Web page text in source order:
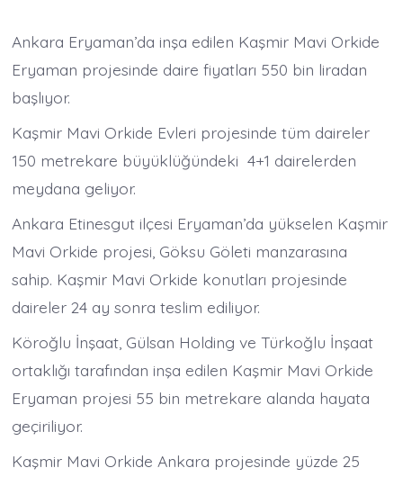
Ankara Eryaman’da inşa edilen Kaşmir Mavi Orkide
Eryaman projesinde daire fiyatları 550 bin liradan
başlıyor.
Kaşmir Mavi Orkide Evleri projesinde tüm daireler
150 metrekare büyüklüğündeki 4+1 dairelerden
meydana geliyor.
Ankara Etinesgut ilçesi Eryaman’da yükselen Kaşmir
Mavi Orkide projesi, Göksu Göleti manzarasına
sahip. Kaşmir Mavi Orkide konutları projesinde
daireler 24 ay sonra teslim ediliyor.
Köroğlu İnşaat, Gülsan Holding ve Türkoğlu İnşaat
ortaklığı tarafından inşa edilen Kaşmir Mavi Orkide
Eryaman projesi 55 bin metrekare alanda hayata
geçiriliyor.
Kaşmir Mavi Orkide Ankara projesinde yüzde 25